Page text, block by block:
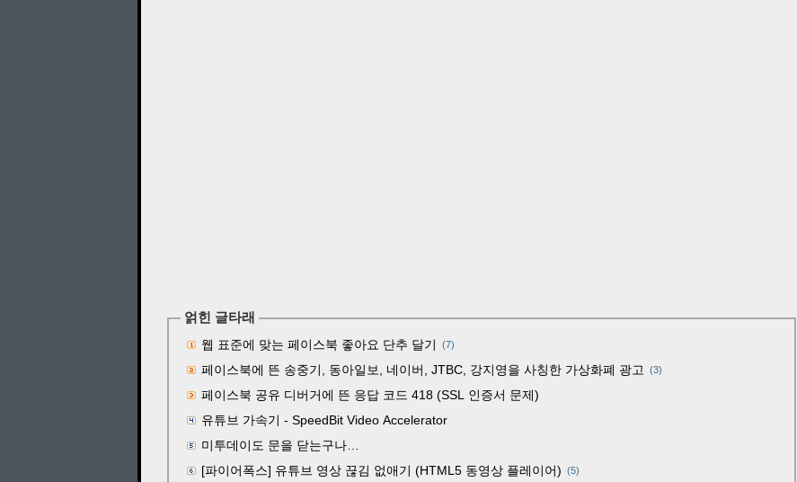
얽힌 글타래
웹 표준에 맞는 페이스북 좋아요 단추 달기 (7)
페이스북에 뜬 송중기, 동아일보, 네이버, JTBC, 강지영을 사칭한 가상화폐 광고 (3)
페이스북 공유 디버거에 뜬 응답 코드 418 (SSL 인증서 문제)
유튜브 가속기 - SpeedBit Video Accelerator
미투데이도 문을 닫는구나…
[파이어폭스] 유튜브 영상 끊김 없애기 (HTML5 동영상 플레이어) (5)